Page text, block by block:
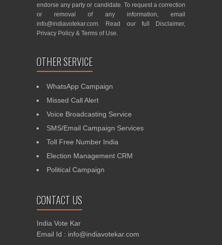
endorse any party or candidate. To request a correction
or removal of any information, email
info@indiavotekar.com. Read our full Disclaimer,
Privacy Policy & Terms of Use.
OTHER SERVICE
WhatsApp Campaign
Missed Call Alert
Voice Broadcasting Service
SMS/Email Campaign Services
Toll Free Number India
Election Management CRM
Political Campaign
CONTACT US
India Vote Kar
Email Id : info@indiavotekar.com